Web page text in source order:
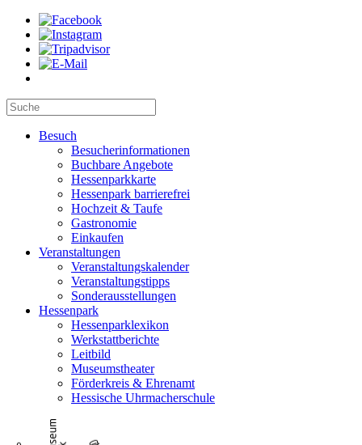
Besuch
Besucherinformationen
Buchbare Angebote
Hessenparkkarte
Hessenpark barrierefrei
Hochzeit & Taufe
Gastronomie
Einkaufen
Veranstaltungen
Veranstaltungskalender
Veranstaltungstipps
Sonderausstellungen
Hessenpark
Hessenparklexikon
Werkstattberichte
Leitbild
Museumstheater
Förderkreis & Ehrenamt
Hessische Uhrmacherschule